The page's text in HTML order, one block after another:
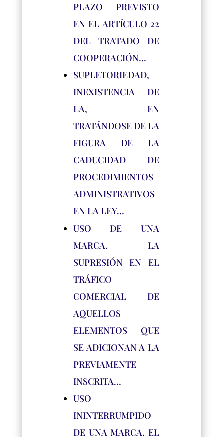
PLAZO PREVISTO
EN EL ARTÍCULO 22
DEL TRATADO DE
COOPERACIÓN…
SUPLETORIEDAD,
INEXISTENCIA DE
LA, EN
TRATÁNDOSE DE LA
FIGURA DE LA
CADUCIDAD DE
PROCEDIMIENTOS
ADMINISTRATIVOS
EN LA LEY…
USO DE UNA
MARCA. LA
SUPRESIÓN EN EL
TRÁFICO
COMERCIAL DE
AQUELLOS
ELEMENTOS QUE
SE ADICIONAN A LA
PREVIAMENTE
INSCRITA…
USO
ININTERRUMPIDO
DE UNA MARCA. EL